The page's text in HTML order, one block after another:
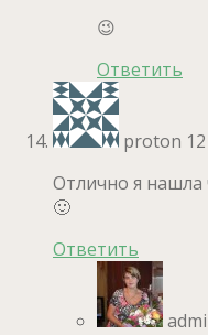
😉
Ответить
proton
Отлично я нашла
🙂
Ответить